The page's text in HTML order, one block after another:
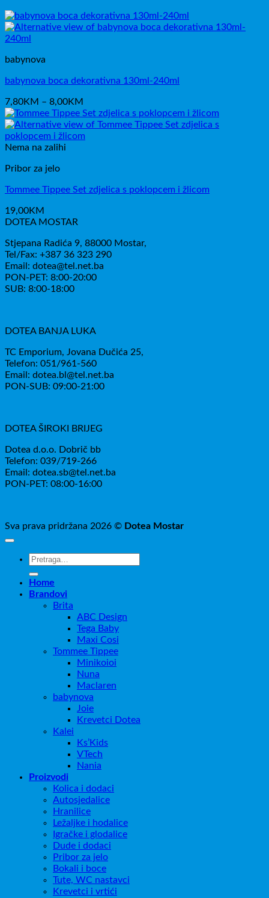
babynova
babynova boca dekorativna 130ml-240ml
7,80KM – 8,00KM
cijena:
od
7,80KM
Nema na zalihi
Pribor za jelo
Tommee Tippee Set zdjelica s poklopcem i žlicom
19,00KM
DOTEA MOSTAR
Stjepana Radića 9, 88000 Mostar,
Tel/Fax: +387 36 323 290
Email: dotea@tel.net.ba
PON-PET: 8:00-20:00
SUB: 8:00-18:00
DOTEA BANJA LUKA
TC Emporium, Jovana Dučića 25,
Telefon: 051/961-560
Email: dotea.bl@tel.net.ba
PON-SUB: 09:00-21:00
DOTEA ŠIROKI BRIJEG
Dotea d.o.o. Dobrič bb
Telefon: 039/719-266
Email: dotea.sb@tel.net.ba
PON-PET: 08:00-16:00
Sva prava pridržana 2026 © Dotea Mostar
Pretraži:
Home
Brandovi
Brita
ABC Design
Tega Baby
Maxi Cosi
Tommee Tippee
Minikoioi
Nuna
Maclaren
babynova
Joie
Krevetci Dotea
Kalei
Ks’Kids
VTech
Nania
Proizvodi
Kolica i dodaci
Autosjedalice
Hranilice
Ležaljke i hodalice
Igračke i glodalice
Dude i dodaci
Pribor za jelo
Bokali i boce
Tute, WC nastavci
Krevetci i vrtići